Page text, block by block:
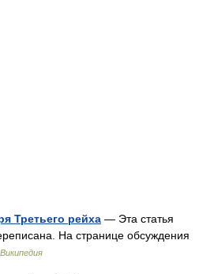
Третьего рейха — Эта статья
На странице обсуждения
Википедия